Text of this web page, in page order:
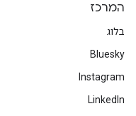
המרכז
בלוג
Bluesky
Instagram
LinkedIn